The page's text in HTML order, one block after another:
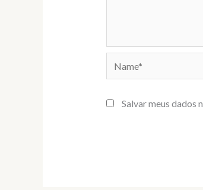
Name*
Salvar meus dados